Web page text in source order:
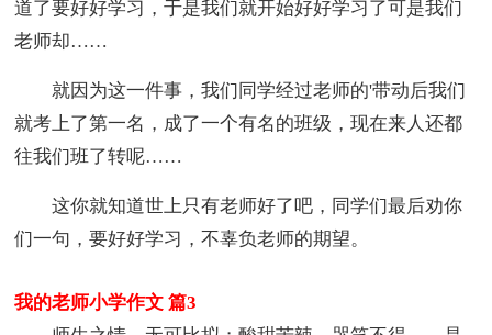
道了要好好学习，于是我们就开始好好学习了可是我们
老师却……
就因为这一件事，我们同学经过老师的'带动后我们
就考上了第一名，成了一个有名的班级，现在来人还都
往我们班了转呢……
这你就知道世上只有老师好了吧，同学们最后劝你
们一句，要好好学习，不辜负老师的期望。
我的老师小学作文 篇3